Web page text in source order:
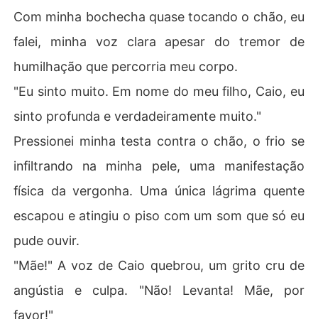
Com minha bochecha quase tocando o chão, eu
falei, minha voz clara apesar do tremor de
humilhação que percorria meu corpo.
"Eu sinto muito. Em nome do meu filho, Caio, eu
sinto profunda e verdadeiramente muito."
Pressionei minha testa contra o chão, o frio se
infiltrando na minha pele, uma manifestação
física da vergonha. Uma única lágrima quente
escapou e atingiu o piso com um som que só eu
pude ouvir.
"Mãe!" A voz de Caio quebrou, um grito cru de
angústia e culpa. "Não! Levanta! Mãe, por
favor!"